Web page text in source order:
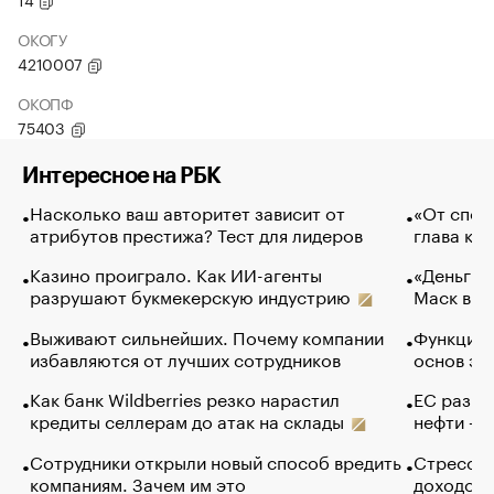
ОКОГУ
4210007
ОКОПФ
75403
Интересное на РБК
Насколько ваш авторитет зависит от
атрибутов престижа? Тест для лидеров
Казино проиграло. Как ИИ-агенты
разрушают букмекерскую индустрию
Выживают сильнейших. Почему компании
избавляются от лучших сотрудников
Как банк Wildberries резко нарастил
кредиты селлерам до атак на склады
Сотрудники открыли новый способ вредить
компаниям. Зачем им это
«От
глава
«Деньги
Маск в
Функции
основ
ЕС
нефти —
Стресс
доходов